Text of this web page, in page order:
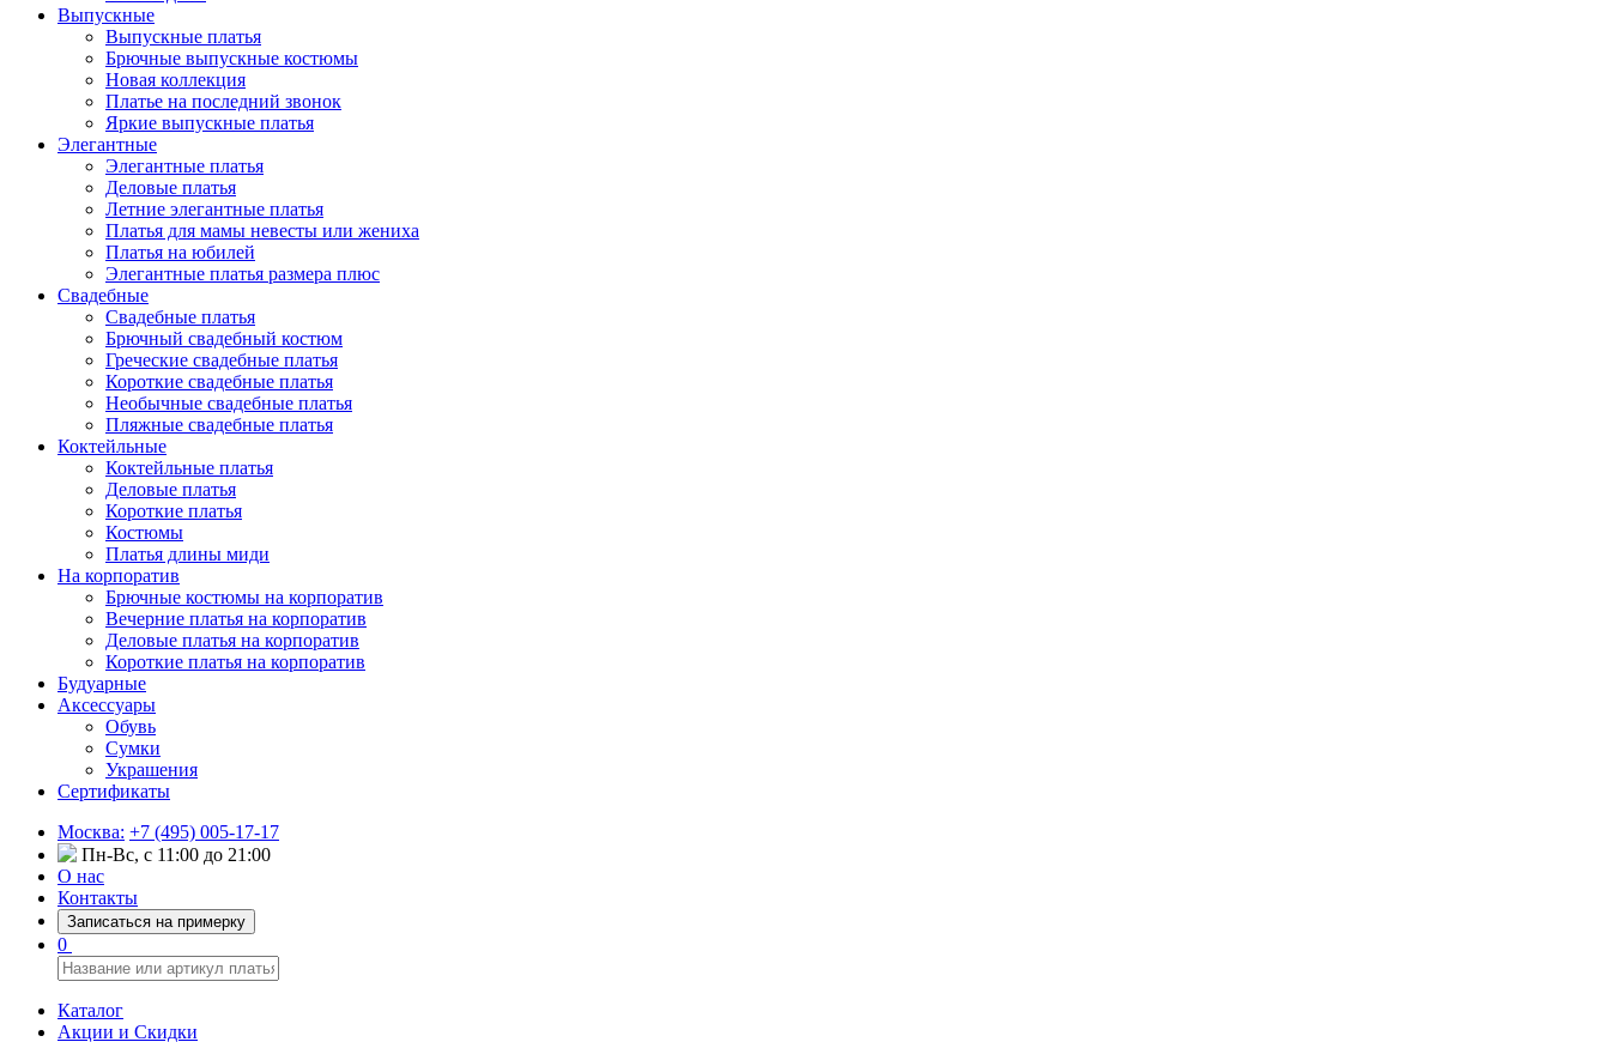
Выпускные
Выпускные платья
Брючные выпускные костюмы
Новая коллекция
Платье на последний звонок
Яркие выпускные платья
Элегантные
Элегантные платья
Деловые платья
Летние элегантные платья
Платья для мамы невесты или жениха
Платья на юбилей
Элегантные платья размера плюс
Свадебные
Свадебные платья
Брючный свадебный костюм
Греческие свадебные платья
Короткие свадебные платья
Необычные свадебные платья
Пляжные свадебные платья
Коктейльные
Коктейльные платья
Деловые платья
Короткие платья
Костюмы
Платья длины миди
На корпоратив
Брючные костюмы на корпоратив
Вечерние платья на корпоратив
Деловые платья на корпоратив
Короткие платья на корпоратив
Будуарные
Аксессуары
Обувь
Сумки
Украшения
Сертификаты
Москва: +7 (495) 005-17-17
Пн-Вс, с 11:00 до 21:00
О нас
Контакты
Записаться на примерку
0
Каталог
Акции и Скидки